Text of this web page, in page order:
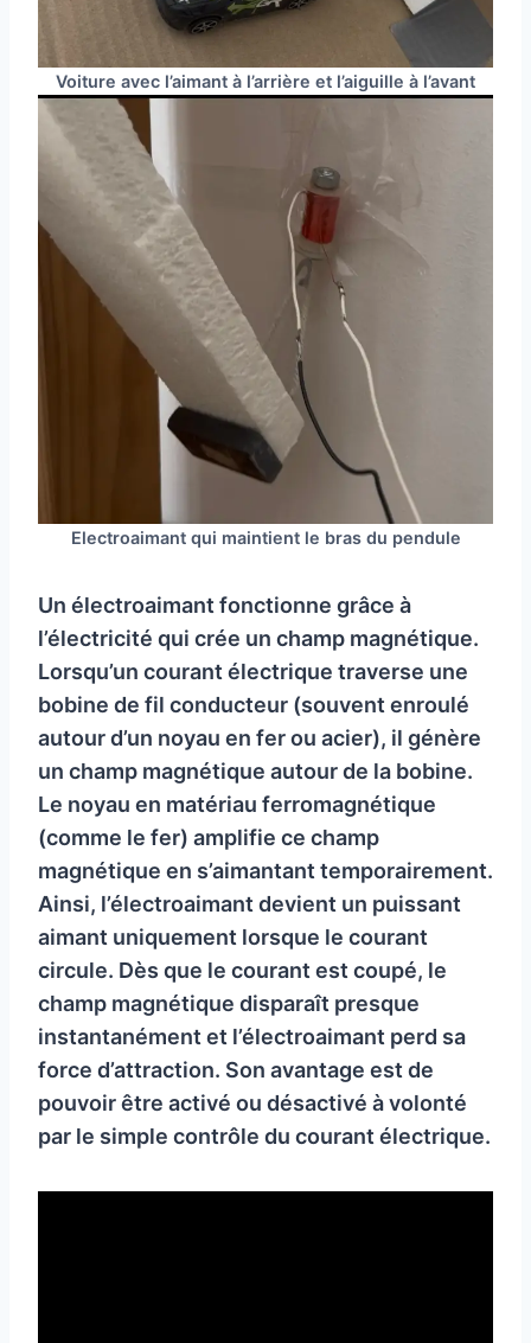
Voiture avec l’aimant à l’arrière et l’aiguille à l’avant
Electroaimant qui maintient le bras du pendule
Un électroaimant fonctionne grâce à
l’électricité qui crée un champ magnétique.
Lorsqu’un courant électrique traverse une
bobine de fil conducteur (souvent enroulé
autour d’un noyau en fer ou acier), il génère
un champ magnétique autour de la bobine.
Le noyau en matériau ferromagnétique
(comme le fer) amplifie ce champ
magnétique en s’aimantant temporairement.
Ainsi, l’électroaimant devient un puissant
aimant uniquement lorsque le courant
circule. Dès que le courant est coupé, le
champ magnétique disparaît presque
instantanément et l’électroaimant perd sa
force d’attraction. Son avantage est de
pouvoir être activé ou désactivé à volonté
par le simple contrôle du courant électrique.